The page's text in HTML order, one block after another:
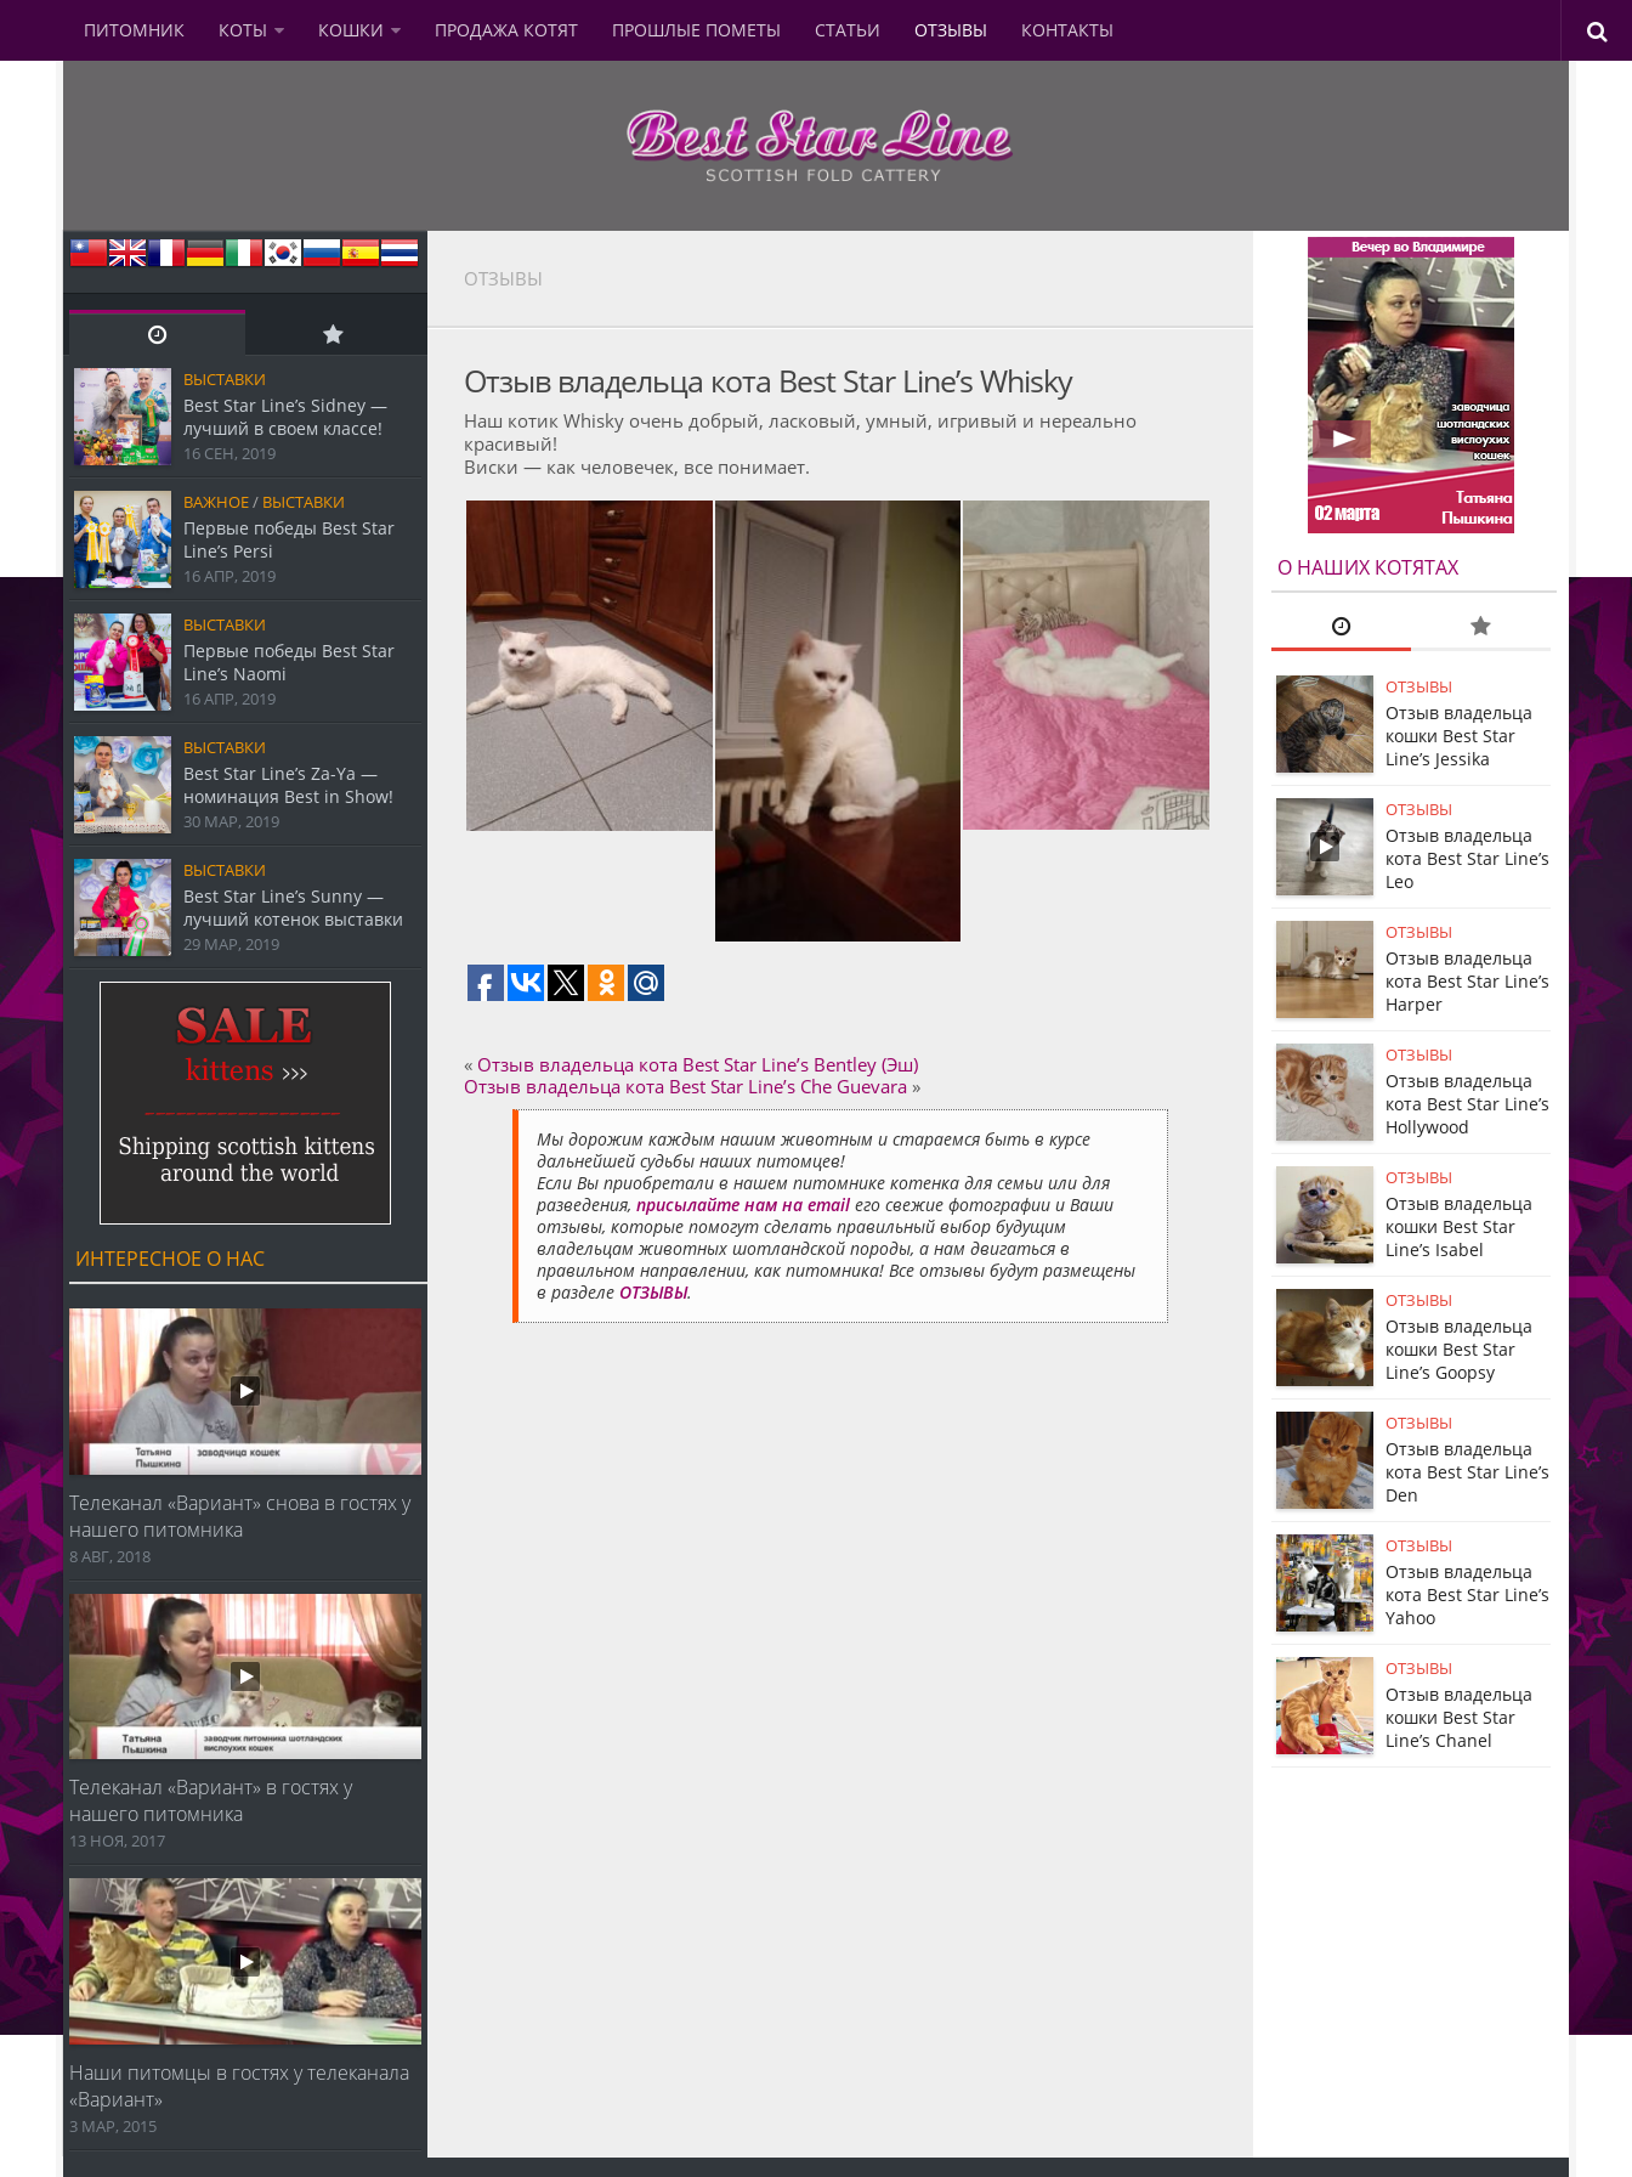
ПИТОМНИК КОТЫ КОШКИ ПРОДАЖА КОТЯТ ПРОШЛЫЕ ПОМЕТЫ СТАТЬИ ОТЗЫВЫ КОНТАКТЫ
ОТЗЫВЫ
Отзыв владельца кота Best Star Line’s Whisky
Наш котик Whisky очень добрый, ласковый, умный, игривый и нереально
красивый!
Виски — как человечек, все понимает.
« Отзыв владельца кота Best Star Line’s Bentley (Эш)
Отзыв владельца кота Best Star Line’s Che Guevara »
Мы дорожим каждым нашим животным и стараемся быть в курсе
дальнейшей судьбы наших питомцев!
Если Вы приобретали в нашем питомнике котенка для семьи или для
разведения, присылайте нам на email его свежие фотографии и Ваши
отзывы, которые помогут сделать правильный выбор будущим
владельцам животных шотландской породы, а нам двигаться в
правильном направлении, как питомника! Все отзывы будут размещены
в разделе ОТЗЫВЫ.
ВЫСТАВКИ
Best Star Line’s Sidney —
лучший в своем классе!
16 СЕН, 2019
ВАЖНОЕ/ ВЫСТАВКИ
Первые победы Best Star
Line’s Persi
16 АПР, 2019
ВЫСТАВКИ
Первые победы Best Star
Line’s Naomi
16 АПР, 2019
ВЫСТАВКИ
Best Star Line’s Za-Ya —
номинация Best in Show!
30 МАР, 2019
ВЫСТАВКИ
Best Star Line’s Sunny —
лучший котенок выставки
29 МАР, 2019
ИНТЕРЕСНОЕ О НАС
Телеканал «Вариант» снова в гостях у
нашего питомника
8 АВГ, 2018
Телеканал «Вариант» в гостях у
нашего питомника
13 НОЯ, 2017
Наши питомцы в гостях у телеканала
«Вариант»
3 МАР, 2015
О НАШИХ КОТЯТАХ
ОТЗЫВЫ
Отзыв владельца
кошки Best Star
Line’s Jessika
ОТЗЫВЫ
Отзыв владельца
кота Best Star Line’s
Leo
ОТЗЫВЫ
Отзыв владельца
кота Best Star Line’s
Harper
ОТЗЫВЫ
Отзыв владельца
кота Best Star Line’s
Hollywood
ОТЗЫВЫ
Отзыв владельца
кошки Best Star
Line’s Isabel
ОТЗЫВЫ
Отзыв владельца
кошки Best Star
Line’s Goopsy
ОТЗЫВЫ
Отзыв владельца
кота Best Star Line’s
Den
ОТЗЫВЫ
Отзыв владельца
кота Best Star Line’s
Yahoo
ОТЗЫВЫ
Отзыв владельца
кошки Best Star
Line’s Chanel